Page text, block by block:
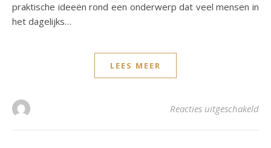
praktische ideeën rond een onderwerp dat veel mensen in
het dagelijks…
LEES MEER
Reacties uitgeschakeld